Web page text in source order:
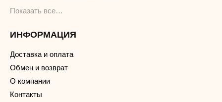
Показать все…
ИНФОРМАЦИЯ
Доставка и оплата
Обмен и возврат
О компании
Контакты